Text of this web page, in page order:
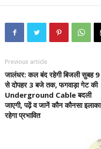
Previous article
जालंधर: कल बंद रहेगी बिजली सुबह 9
से दोपहर 3 बजे तक, फगवाड़ा गेट की
Underground Cable बदली
जाएगी, पढ़ें व जानें कौन कौनसा इलाका
रहेगा प्रभावित